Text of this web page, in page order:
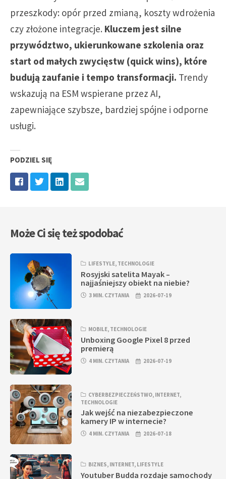
przeszkody: opór przed zmianą, koszty wdrożenia
czy złożone integracje. Kluczem jest silne
przywództwo, ukierunkowane szkolenia oraz
start od małych zwycięstw (quick wins), które
budują zaufanie i tempo transformacji. Trendy
wskazują na ESM wspierane przez AI,
zapewniające szybsze, bardziej spójne i odporne
usługi.
PODZIEL SIĘ
Może Ci się też spodobać
LIFESTYLE, TECHNOLOGIE
Rosyjski satelita Mayak –
najjaśniejszy obiekt na niebie?
3 MIN. CZYTANIA 2026-07-19
MOBILE, TECHNOLOGIE
Unboxing Google Pixel 8 przed
premierą
4 MIN. CZYTANIA 2026-07-19
CYBERBEZPIECZEŃSTWO, INTERNET,
TECHNOLOGIE
Jak wejść na niezabezpieczone
kamery IP w internecie?
4 MIN. CZYTANIA 2026-07-18
BIZNES, INTERNET, LIFESTYLE
Youtuber Budda rozdaje samochody